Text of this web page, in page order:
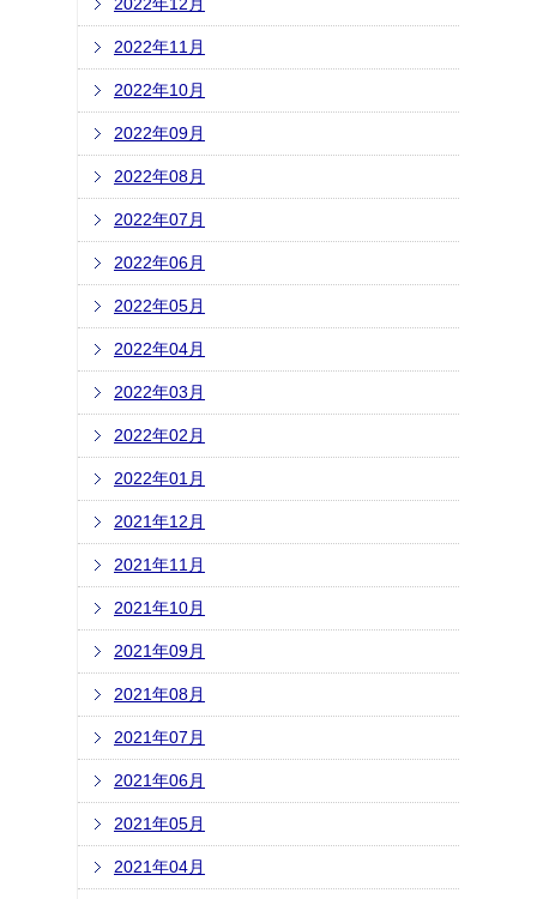
2022年11月
2022年10月
2022年09月
2022年08月
2022年07月
2022年06月
2022年05月
2022年04月
2022年03月
2022年02月
2022年01月
2021年12月
2021年11月
2021年10月
2021年09月
2021年08月
2021年07月
2021年06月
2021年05月
2021年04月